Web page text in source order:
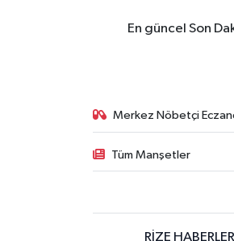
En güncel Son
Merkez Nöbetçi
Tüm Manşetler
RİZE HABERLERİ